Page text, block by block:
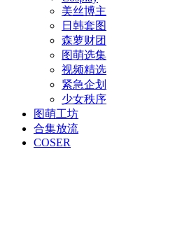
美丝博主
日韩套图
森萝财团
图萌选集
视频精选
紧急企划
少女秩序
图萌工坊
合集放流
COSER